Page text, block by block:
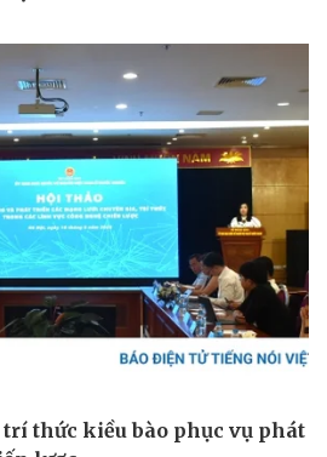
Ô tô - Xe máy
Ô tô
Xe máy
Tư vấn